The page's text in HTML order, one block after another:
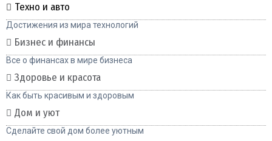
Техно и авто
Достижения из мира технологий
Бизнес и финансы
Все о финансах в мире бизнеса
Здоровье и красота
Как быть красивым и здоровым
Дом и уют
Сделайте свой дом более уютным